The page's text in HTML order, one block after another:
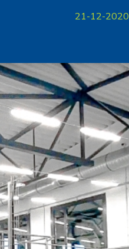
21-12-2020